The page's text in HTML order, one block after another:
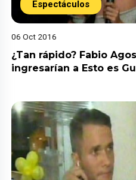
Espectáculos
06 Oct 2016
¿Tan rápido? Fabio
ingresarían a Esto es